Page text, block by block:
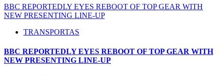
BBC REPORTEDLY EYES REBOOT OF TOP GEAR WITH
NEW PRESENTING LINE-UP
TRANSPORTAS
BBC REPORTEDLY EYES REBOOT OF TOP GEAR WITH
NEW PRESENTING LINE-UP